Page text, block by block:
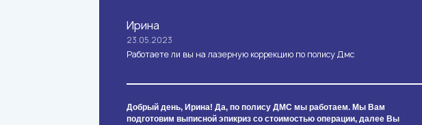
Ирина
23.05.2023
Работаете ли вы на лазерную коррекцию по полису Дмс
Добрый день, Ирина! Да, по полису ДМС мы работаем. Мы Вам
подготовим выписной эпикриз со стоимостью операции, далее Вы